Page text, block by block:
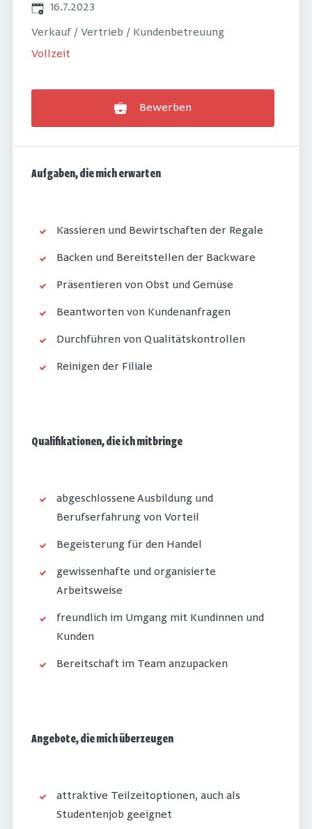
Veröffentlicht
16.7.2023
Verkauf / Vertrieb / Kundenbetreuung
Vollzeit
Bewerben
Aufgaben, die mich erwarten
Kassieren und Bewirtschaften der Regale
Backen und Bereitstellen der Backware
Präsentieren von Obst und Gemüse
Beantworten von Kundenanfragen
Durchführen von Qualitätskontrollen
Reinigen der Filiale
Qualifikationen, die ich mitbringe
abgeschlossene Ausbildung und
Berufserfahrung von Vorteil
Begeisterung für den Handel
gewissenhafte und organisierte
Arbeitsweise
freundlich im Umgang mit Kundinnen und
Kunden
Bereitschaft im Team anzupacken
Angebote, die mich überzeugen
attraktive Teilzeitoptionen, auch als
Studentenjob geeignet